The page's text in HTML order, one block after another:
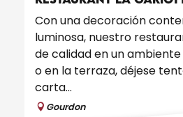
Con una decoración
luminosa, nuestro
de calidad en un ambiente
o en la terraza, déjese
carta...
Gourdon